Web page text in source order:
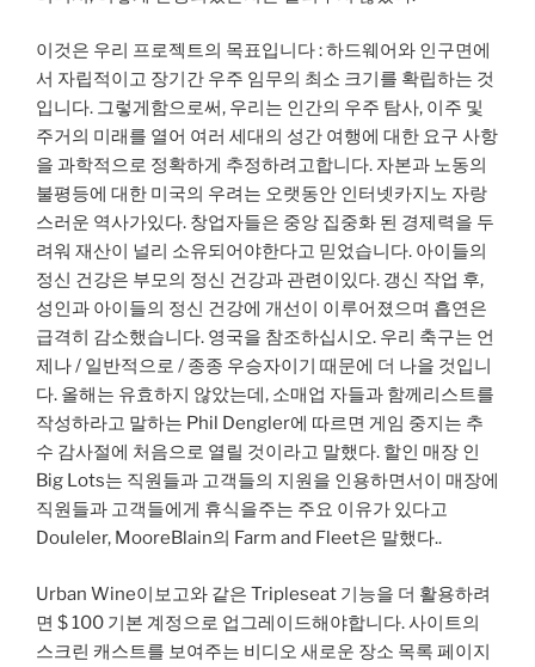
이것은 우리 프로젝트의 목표입니다 : 하드웨어와 인구면에
서 자립적이고 장기간 우주 임무의 최소 크기를 확립하는 것
입니다. 그렇게함으로써, 우리는 인간의 우주 탐사, 이주 및
주거의 미래를 열어 여러 세대의 성간 여행에 대한 요구 사항
을 과학적으로 정확하게 추정하려고합니다. 자본과 노동의
불평등에 대한 미국의 우려는 오랫동안 인터넷카지노 자랑
스러운 역사가있다. 창업자들은 중앙 집중화 된 경제력을 두
려워 재산이 널리 소유되어야한다고 믿었습니다. 아이들의
정신 건강은 부모의 정신 건강과 관련이있다. 갱신 작업 후,
성인과 아이들의 정신 건강에 개선이 이루어졌으며 흡연은
급격히 감소했습니다. 영국을 참조하십시오. 우리 축구는 언
제나 / 일반적으로 / 종종 우승자이기 때문에 더 나을 것입니
다. 올해는 유효하지 않았는데, 소매업 자들과 함께리스트를
작성하라고 말하는 Phil Dengler에 따르면 게임 중지는 추
수 감사절에 처음으로 열릴 것이라고 말했다. 할인 매장 인
Big Lots는 직원들과 고객들의 지원을 인용하면서이 매장에
직원들과 고객들에게 휴식을주는 주요 이유가 있다고
Douleler, MooreBlain의 Farm and Fleet은 말했다..
Urban Wine이보고와 같은 Tripleseat 기능을 더 활용하려
면 $ 100 기본 계정으로 업그레이드해야합니다. 사이트의
스크린 캐스트를 보여주는 비디오 새로운 장소 목록 페이지